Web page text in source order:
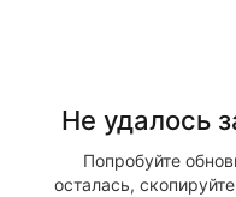
Не удалось
Попробуйте
осталась,